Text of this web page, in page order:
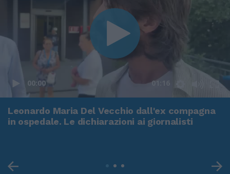
00:00 01:16
Leonardo Maria Del Vecchio dall'ex compagna
in ospedale. Le dichiarazioni ai giornalisti